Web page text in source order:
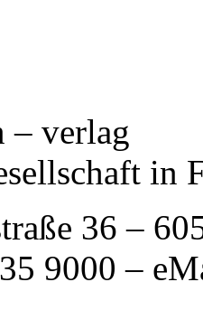
– verlag
in
36 –
9000 –